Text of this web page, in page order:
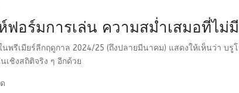
ฟอร์มการเล่น ความสม่ำเสมอที่ไม่
พรีเมียร์ลีกฤดูกาล 2024/25 (ถึงปลายมีนาคม) แสดงให้เห็นว่า บ
เชิงสถิติจริง ๆ อีกด้วย